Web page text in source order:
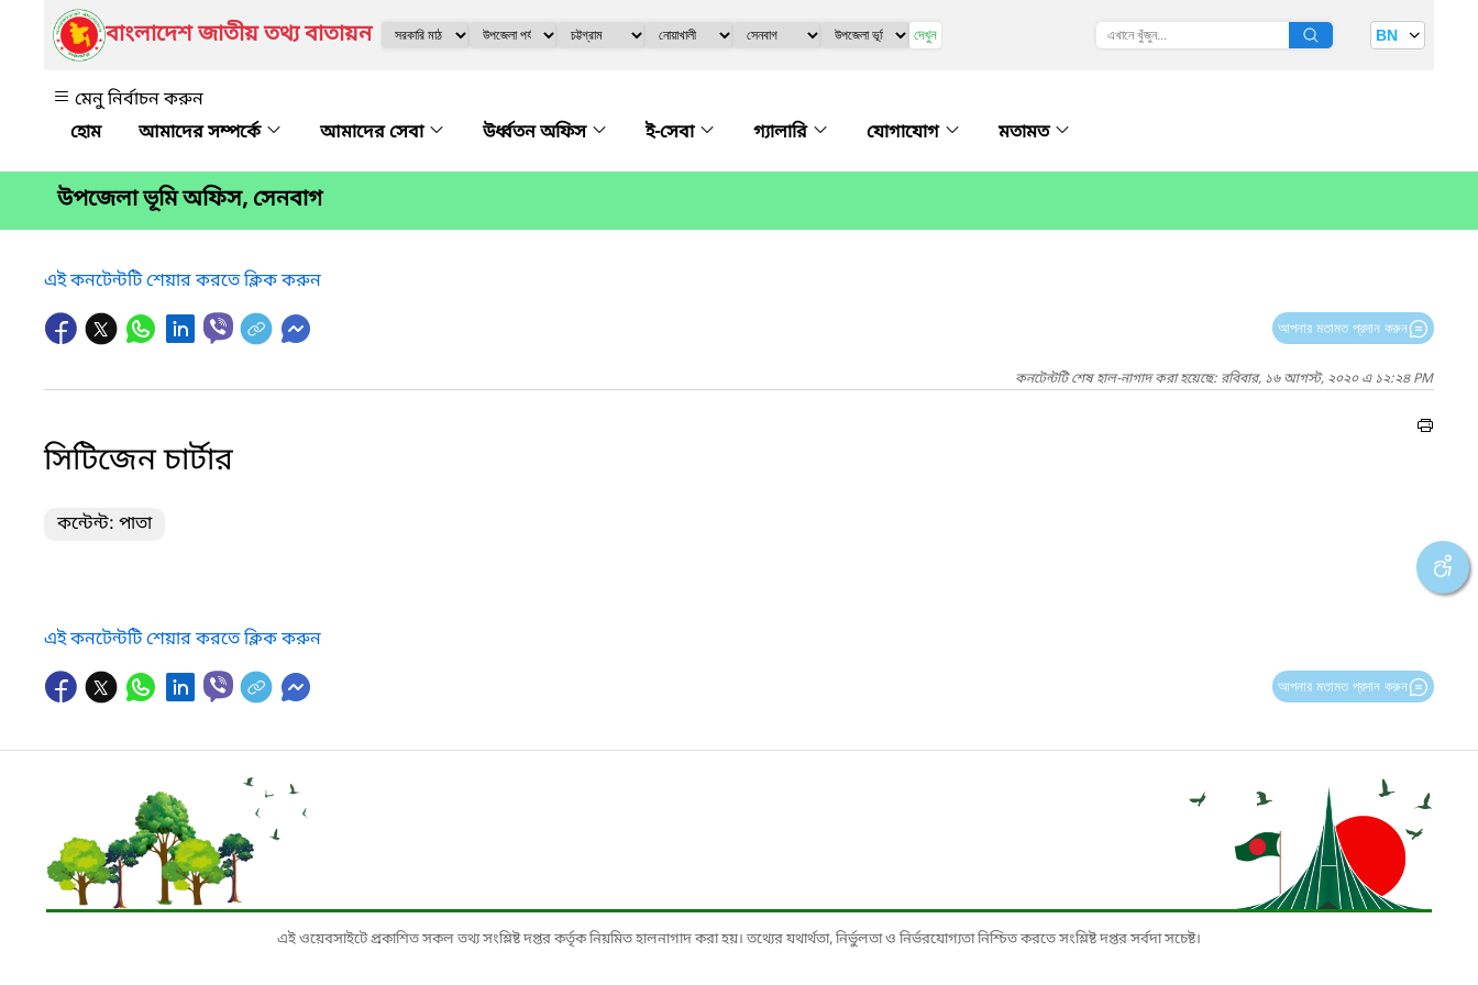
বাংলাদেশ জাতীয় তথ্য বাতায়ন দেখুন BN
মেনু নির্বাচন করুন
আমাদের সম্পর্কে
আমাদের সেবা উর্ধ্বতন অফিস ই-সেবা গ্যালারি যোগাযোগ মতামত
উপজেলা ভূমি অফিস, সেনবাগ
এই কনটেন্টটি শেয়ার করতে ক্লিক করুন
আপনার মতামত প্রদান করুন
কনটেন্টটি শেষ হাল-নাগাদ করা হয়েছে: রবিবার, ১৬ আগস্ট, ২০২০ এ ১২:২৪ PM
সিটিজেন চার্টার
কন্টেন্ট: পাতা
এই কনটেন্টটি শেয়ার করতে ক্লিক করুন
আপনার মতামত প্রদান করুন
এই ওয়েবসাইটে প্রকাশিত সকল তথ্য সংশ্লিষ্ট দপ্তর কর্তৃক নিয়মিত হালনাগাদ করা হয়। তথ্যের যথার্থতা, নির্ভুলতা ও নির্ভরযোগ্যতা নিশ্চিত করতে সংশ্লিষ্ট দপ্তর সর্বদা সচেষ্ট।